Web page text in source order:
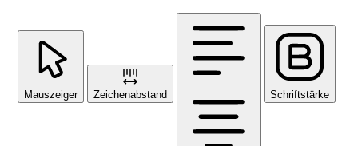
Mauszeiger Zeichenabstand Schriftstärke